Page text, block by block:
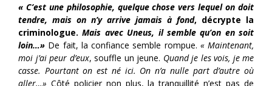
« C’est une philosophie, quelque chose vers lequel on doit
tendre, mais on n’y arrive jamais à fond, décrypte la
criminologue.Mais avec Uneus, il semble qu’on en soit
loin…» De fait, la confiance semble rompue. « Maintenant,
moi j’ai peur d’eux, souffle un jeune. Quand je les vois, je me
casse. Pourtant on est né ici. On n’a nulle part d’autre où
aller…» Côté policier non plus, la tranquillité n’est pas de